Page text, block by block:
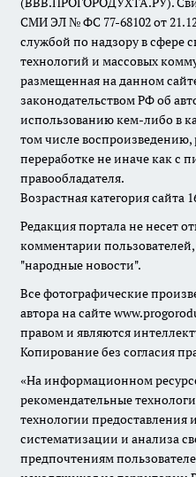
СМИ ЭЛ № ФС 77-68102 от
службой по надзору в сфере
технологий и массовых
размещенная на данном
законодательством РФ об
использованию кем-либо в
том числе
переработке не иначе как с
правообладателя.
Возрастная категория сайта
Редакция портала не несет
комментарии
"народные новости".
Все фотографические
автора на сайте
правом и являются
Копирование без согласия
«На информационном
рекомендательные
технологии
систематизации и анализа
предпочтениям